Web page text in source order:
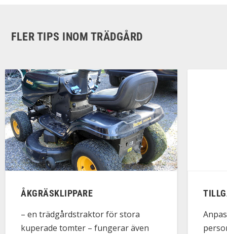
FLER TIPS INOM TRÄDGÅRD
ÅKGRÄSKLIPPARE
– en trädgårdstraktor för stora
kuperade tomter – fungerar även